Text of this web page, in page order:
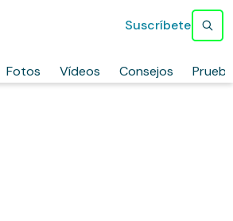
Fotos Vídeos Consejos
Suscríbete